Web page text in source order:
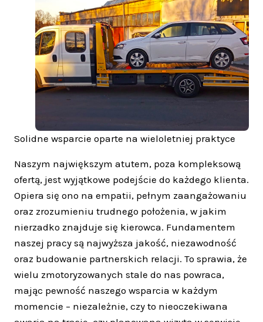
Solidne wsparcie oparte na wieloletniej praktyce
Naszym największym atutem, poza kompleksową
ofertą, jest wyjątkowe podejście do każdego klienta.
Opiera się ono na empatii, pełnym zaangażowaniu
oraz zrozumieniu trudnego położenia, w jakim
nierzadko znajduje się kierowca. Fundamentem
naszej pracy są najwyższa jakość, niezawodność
oraz budowanie partnerskich relacji. To sprawia, że
wielu zmotoryzowanych stale do nas powraca,
mając pewność naszego wsparcia w każdym
momencie – niezależnie, czy to nieoczekiwana